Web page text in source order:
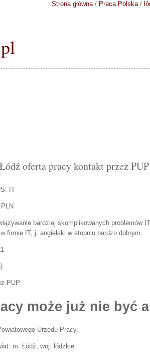
Strona główna/ Praca Polska/
oferta pracy kontakt przez PUP
IT
bardziej skomplikowanych problemów
firmie IT, j. angielski w stopniu bardzo dobrym.
)
PUP
może już nie być
Urzędu Pracy.
m. Łódź, woj: łódzkie